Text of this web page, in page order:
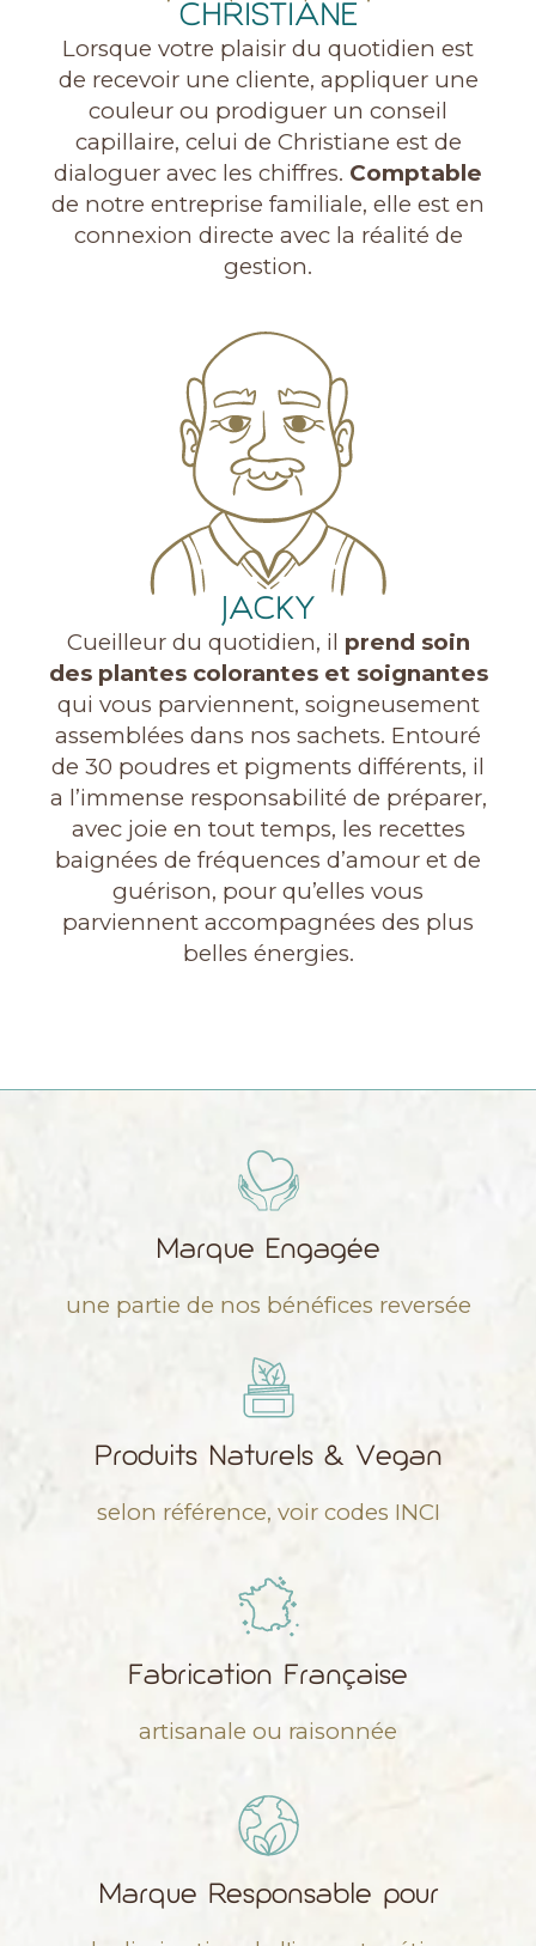
CHRISTIANE
Lorsque votre plaisir du quotidien est
de recevoir une cliente, appliquer une
couleur ou prodiguer un conseil
capillaire, celui de Christiane est de
dialoguer avec les chiffres. Comptable
de notre entreprise familiale, elle est en
connexion directe avec la réalité de
gestion.
JACKY
Cueilleur du quotidien, il prend soin
des plantes colorantes et soignantes
qui vous parviennent, soigneusement
assemblées dans nos sachets. Entouré
de 30 poudres et pigments différents, il
a l’immense responsabilité de préparer,
avec joie en tout temps, les recettes
baignées de fréquences d’amour et de
guérison, pour qu’elles vous
parviennent accompagnées des plus
belles énergies.
Marque Engagée
une partie de nos bénéfices reversée
Produits Naturels & Vegan
selon référence, voir codes INCI
Fabrication Française
artisanale ou raisonnée
Marque Responsable pour